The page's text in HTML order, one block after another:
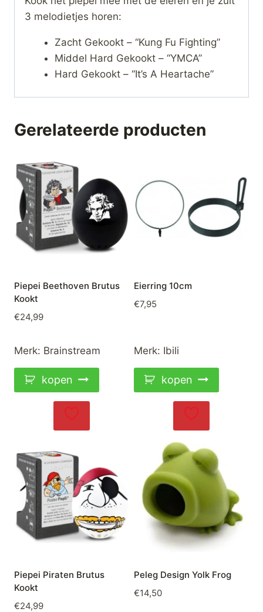
3 melodietjes horen:
Zacht Gekookt – “Kung Fu Fighting”
Middel Hard Gekookt – “YMCA”
Hard Gekookt – “It’s A Heartache”
Gerelateerde producten
Piepei Beethoven Brutus
Kookt
€24,99
Merk: Brainstream
kopen
Eierring 10cm
€7,95
Merk: Ibili
kopen
Piepei Piraten Brutus
Kookt
€24,99
Peleg Design Yolk Frog
€14,50